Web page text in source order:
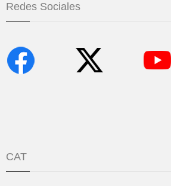
Redes Sociales
CAT